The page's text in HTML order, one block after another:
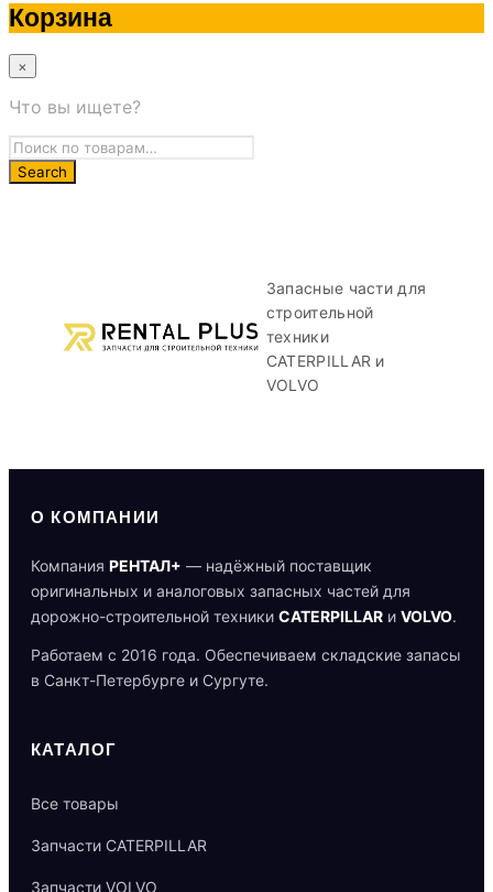
Корзина
×
Что вы ищете?
Запасные части для
строительной
техники
CATERPILLAR и
VOLVO
О КОМПАНИИ
Компания РЕНТАЛ+ — надёжный поставщик
оригинальных и аналоговых запасных частей для
дорожно-строительной техники CATERPILLAR и VOLVO.
Работаем с 2016 года. Обеспечиваем складские запасы
в Санкт-Петербурге и Сургуте.
КАТАЛОГ
Все товары
Запчасти CATERPILLAR
Запчасти VOLVO